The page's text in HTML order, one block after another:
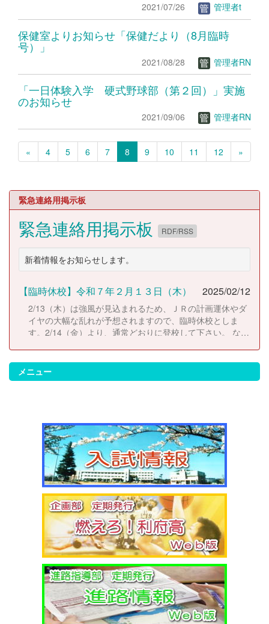
2021/07/26 管理者t
保健室よりお知らせ「保健だより（8月臨時
号）」
2021/08/28 管理者RN
「一日体験入学 硬式野球部（第２回）」実施
のお知らせ
2021/09/06 管理者RN
« 4 5 6 7 8 9 10 11 12 »
緊急連絡用掲示板
緊急連絡用掲示板 RDF/RSS
新着情報をお知らせします。
【臨時休校】令和７年２月１３日（木） 2025/02/12
2/13（木）は強風が見込まれるため、ＪＲの計画運休やダ
イヤの大幅な乱れが予想されますので、臨時休校としま
す。2/14（金）より、通常どおりに登校して下さい。 な
2/18（火）考査４日目
メニュー